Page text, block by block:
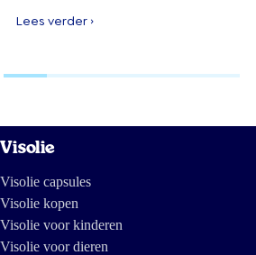
Lees verder ›
Visolie
Visolie capsules
Visolie kopen
Visolie voor kinderen
Visolie voor dieren